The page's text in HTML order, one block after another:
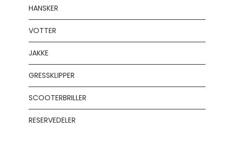
HANSKER
VOTTER
JAKKE
GRESSKLIPPER
SCOOTERBRILLER
RESERVEDELER